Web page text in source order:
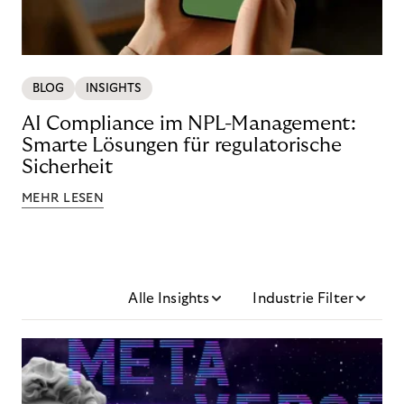
BLOG INSIGHTS
AI Compliance im NPL-Management:
Smarte Lösungen für regulatorische
Sicherheit
MEHR LESEN
Alle Insights Industrie Filter